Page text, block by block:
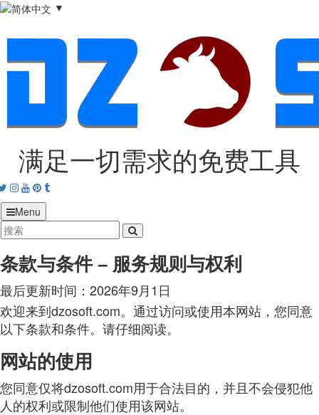
▼
满足一切需求的免费工具
Twitter
Instagram
Youtube
Pinterest
tumblr
Menu
条款与条件 – 服务规则与权利
最后更新时间：2026年9月1日
欢迎来到dzosoft.com。通过访问或使用本网站，您同意
以下条款和条件。请仔细阅读。
网站的使用
您同意仅将dzosoft.com用于合法目的，并且不会侵犯他
人的权利或限制他们使用该网站。